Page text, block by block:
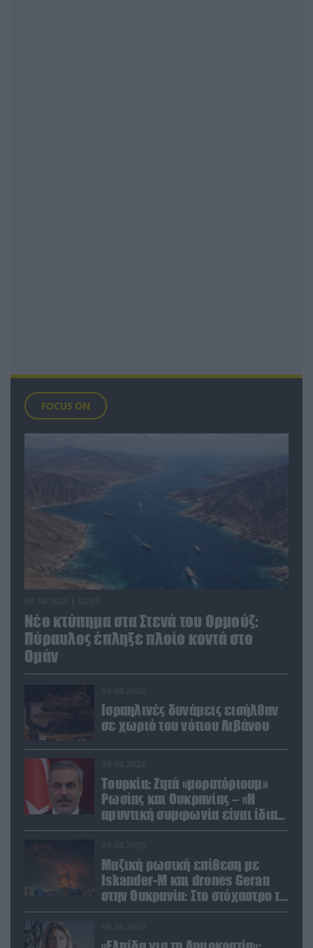
FOCUS ON
Νέο κτύπημα στα Στενά του Ορμούζ:
Πύραυλος έπληξε πλοίο κοντά στο
Ομάν
Ισραηλινές δυνάμεις εισήλθαν
σε χωριό του νότιου Λιβάνου
Τουρκία: Ζητά «μορατόριουμ»
Ρωσίας και Ουκρανίας – «Η
αμυντική συμφωνία είναι ίδια
με το άρθρο 5 του ΝΑΤΟ» (upd)
Μαζική ρωσική επίθεση με
Iskander-M και drones Geran
στην Ουκρανία: Στο στόχαστρο το
εργοστάσιο των Flamingo